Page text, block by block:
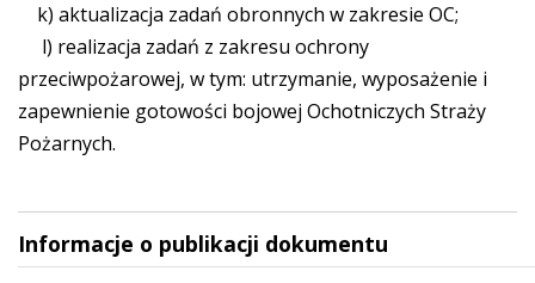
k) aktualizacja zadań obronnych w zakresie OC;
l) realizacja zadań z zakresu ochrony
przeciwpożarowej, w tym: utrzymanie, wyposażenie i
zapewnienie gotowości bojowej Ochotniczych Straży
Pożarnych.
Informacje o publikacji dokumentu